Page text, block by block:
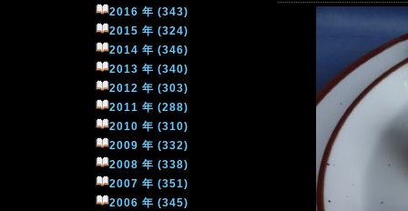
2016 年 (343)
2015 年 (324)
2014 年 (346)
2013 年 (340)
2012 年 (303)
2011 年 (288)
2010 年 (310)
2009 年 (332)
2008 年 (338)
2007 年 (351)
2006 年 (345)